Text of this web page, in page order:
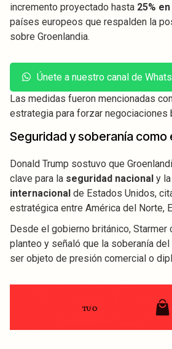
incremento proyectado hasta 25%
países europeos que respalden la
sobre Groenlandia.
Únete a nuestro canal de
Las medidas fueron mencionadas
estrategia para forzar negociaciones
Seguridad y soberanía
Donald Trump sostuvo que
clave para la seguridad nacional y la
internacional de Estados Unidos,
estratégica entre América del Norte,
Desde el gobierno británico, Starmer
planteo y señaló que la soberanía
ser objeto de presión comercial o